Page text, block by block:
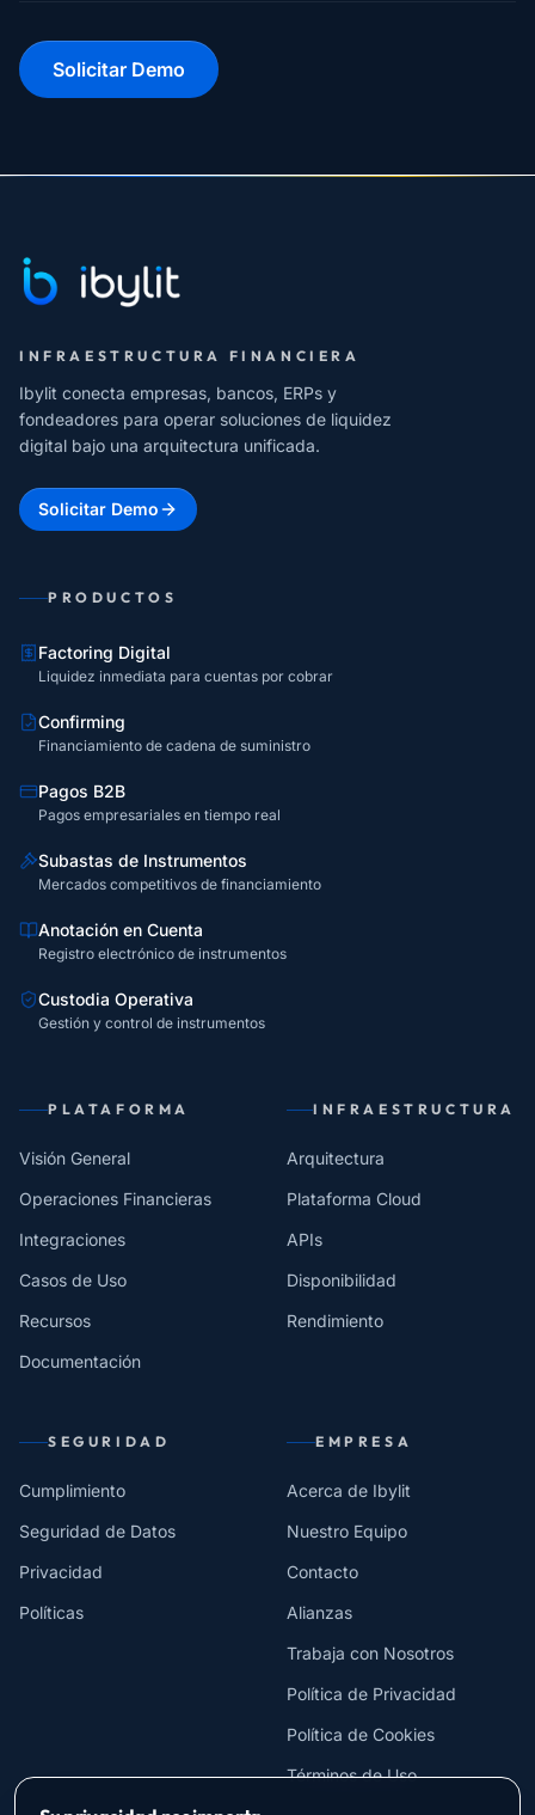
Solicitar Demo
INFRAESTRUCTURA FINANCIERA
Ibylit conecta empresas, bancos, ERPs y
fondeadores para operar soluciones de liquidez
digital bajo una arquitectura unificada.
Solicitar Demo
PRODUCTOS
Factoring Digital
Liquidez inmediata para cuentas por cobrar
Confirming
Financiamiento de cadena de suministro
Pagos B2B
Pagos empresariales en tiempo real
Subastas de Instrumentos
Mercados competitivos de financiamiento
Anotación en Cuenta
Registro electrónico de instrumentos
Custodia Operativa
Gestión y control de instrumentos
PLATAFORMA
Visión General
Operaciones Financieras
Integraciones
Casos de Uso
Recursos
Documentación
INFRAESTRUCTURA
Arquitectura
Plataforma Cloud
APIs
Disponibilidad
Rendimiento
SEGURIDAD
Cumplimiento
Seguridad de Datos
Privacidad
Políticas
EMPRESA
Acerca de Ibylit
Nuestro Equipo
Contacto
Alianzas
Trabaja con Nosotros
Política de Privacidad
Política de Cookies
Términos de Uso